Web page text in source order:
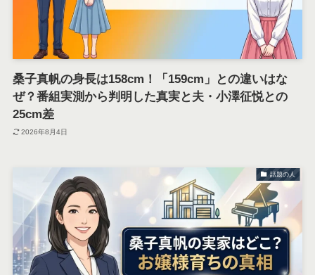
桑子真帆の身長は158cm！「159cm」との違いはな
ぜ？番組実測から判明した真実と夫・小澤征悦との
25cm差
2026年8月4日
話題の人